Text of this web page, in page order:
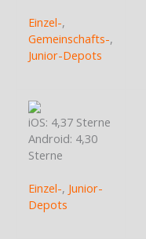
Einzel-,
Gemeinschafts-,
Junior-Depots
iOS: 4,37 Sterne
Android: 4,30
Sterne
Einzel-, Junior-
Depots